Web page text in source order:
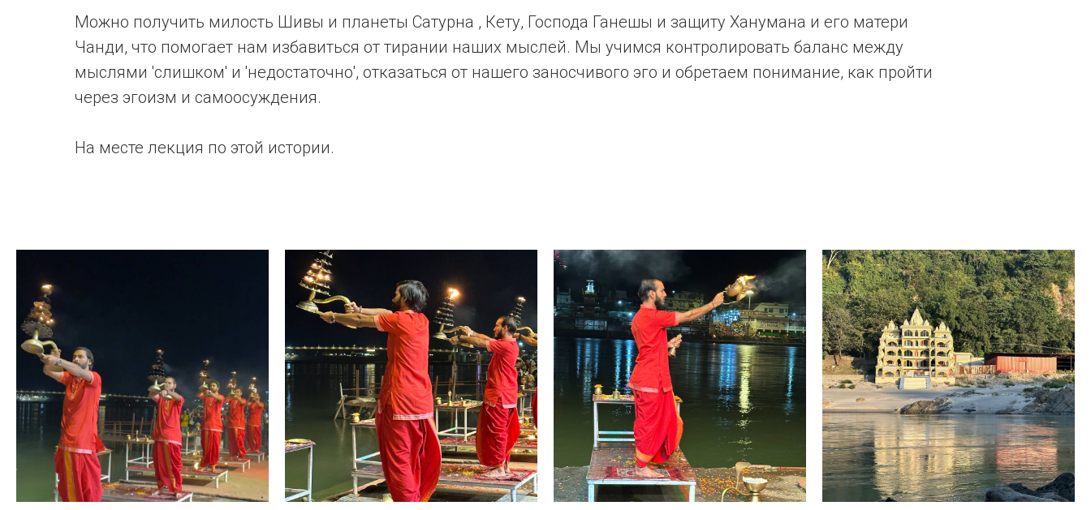
Можно получить милость Шивы и планеты Сатурна , Кету, Господа Ганешы и защиту Ханумана и его матери
Чанди, что помогает нам избавиться от тирании наших мыслей. Мы учимся контролировать баланс между
мыслями 'слишком' и 'недостаточно', отказаться от нашего заносчивого эго и обретаем понимание, как пройти
через эгоизм и самоосуждения.
На месте лекция по этой истории.